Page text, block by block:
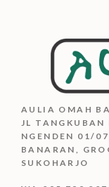
AULIA OMAH
JL TANGKUBAN
NGENDEN 01/07
BANARAN,
SUKOHARJO